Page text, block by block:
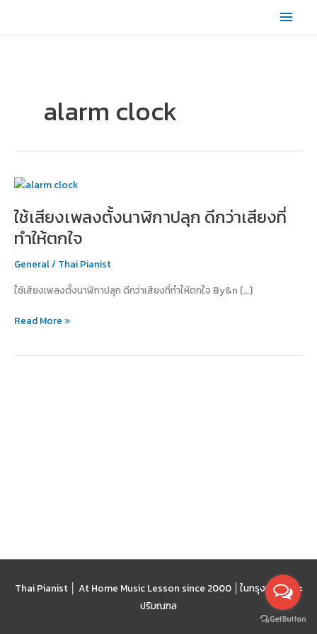
content
Main
alarm clock
ใช้เสียงเพลงตั้งนาฬิกาปลุก ดีกว่าเสียงที่
ทำให้ตกใจ
General/ Thai Pianist
ใช้เสียงเพลงตั้งนาฬิกาปลุก ดีกว่าเสียงที่ทำให้ตกใจ By&n […]
ใช้
เพลง
ตั้ง
นาฬิกา
ปลุก
กว่า
ที่
ตกใจ
Read More »
Thai Pianist │ At Home Music Lesson since 2000 │ ในกรุงเทพฯ และ
ปริมณฑล